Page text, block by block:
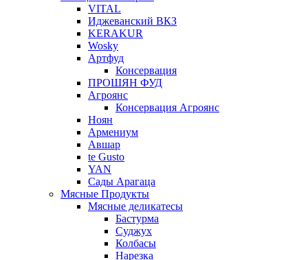
VITAL
Иджеванский ВКЗ
KERAKUR
Wosky
Артфуд
Консервация
ПРОШЯН ФУД
Агроянс
Консервация Агроянс
Ноян
Армениум
Авшар
te Gusto
YAN
Сады Арагаца
Мясные Продукты
Мясные деликатесы
Бастурма
Суджух
Колбасы
Нарезка